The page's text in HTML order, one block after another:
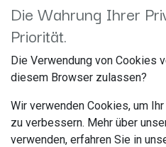
verschiedene
ISO>ISO 12-
Die Wahrung Ihrer
Priorität.
Die Verwendung von Cookies
diesem Browser zulassen?
Wir verwenden Cookies, um
zu verbessern. Mehr über
verwenden, erfahren Sie in